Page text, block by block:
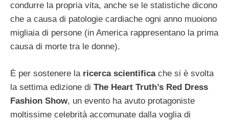
condurre la propria vita, anche se le statistiche dicono
che a causa di patologie cardiache ogni anno muoiono
migliaia di persone (in America rappresentano la prima
causa di morte tra le donne).
È per sostenere la ricerca scientificache si è svolta
la settima edizione di The Heart Truth’s Red Dress
Fashion Show, un evento ha avuto protagoniste
moltissime celebrità accomunate dalla voglia di